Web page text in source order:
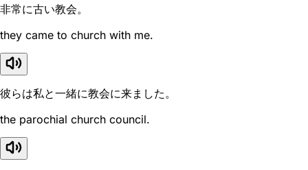
非常に古い教会。
they came to church with me.
彼らは私と一緒に教会に来ました。
the parochial church council.